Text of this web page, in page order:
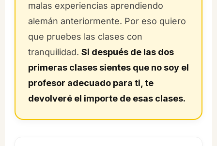
malas experiencias aprendiendo
alemán anteriormente. Por eso quiero
que pruebes las clases con
tranquilidad. Si después de las dos
primeras clases sientes que no soy el
profesor adecuado para ti, te
devolveré el importe de esas clases.